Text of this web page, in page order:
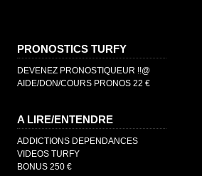
PRONOSTICS TURFY
DEVENEZ PRONOSTIQUEUR !!@
AIDE/DON/COURS PRONOS 22 €
A LIRE/ENTENDRE
ADDICTIONS DEPENDANCES
VIDEOS TURFY
BONUS 250 €